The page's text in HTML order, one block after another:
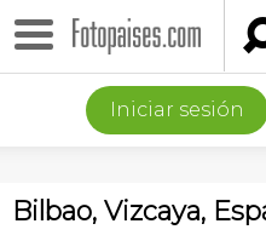
Iniciar sesión
Bilbao, Vizcaya,